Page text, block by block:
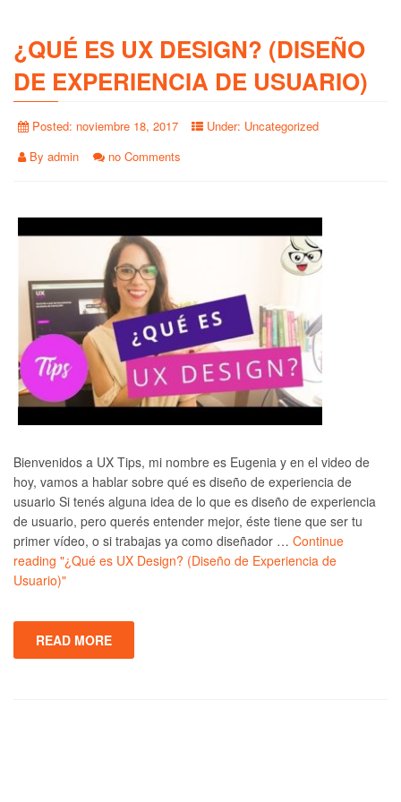
¿QUÉ ES UX DESIGN? (DISEÑO
DE EXPERIENCIA DE USUARIO)
Posted: noviembre 18, 2017 Under: Uncategorized
By admin no Comments
Bienvenidos a UX Tips, mi nombre es Eugenia y en el video de
hoy, vamos a hablar sobre qué es diseño de experiencia de
usuario Si tenés alguna idea de lo que es diseño de experiencia
de usuario, pero querés entender mejor, éste tiene que ser tu
primer vídeo, o si trabajas ya como diseñador … Continue
reading "¿Qué es UX Design? (Diseño de Experiencia de
Usuario)"
READ MORE